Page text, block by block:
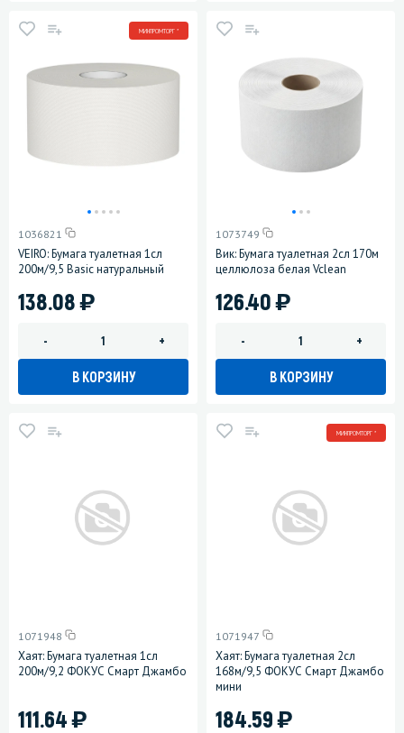
МИНПРОМТОРГ *
1036821
VEIRO: Бумага туалетная 1сл
200м/9,5 Basic натуральный
138.08)
- +
В КОРЗИНУ
1073749
Вик: Бумага туалетная 2сл 170м
целлюлоза белая Vclean
126.40)
- +
В КОРЗИНУ
1071948
Хаят: Бумага туалетная 1сл
200м/9,2 ФОКУС Смарт Джамбо
111.64)
МИНПРОМТОРГ *
1071947
Хаят: Бумага туалетная 2сл
168м/9,5 ФОКУС Смарт Джамбо
мини
184.59)